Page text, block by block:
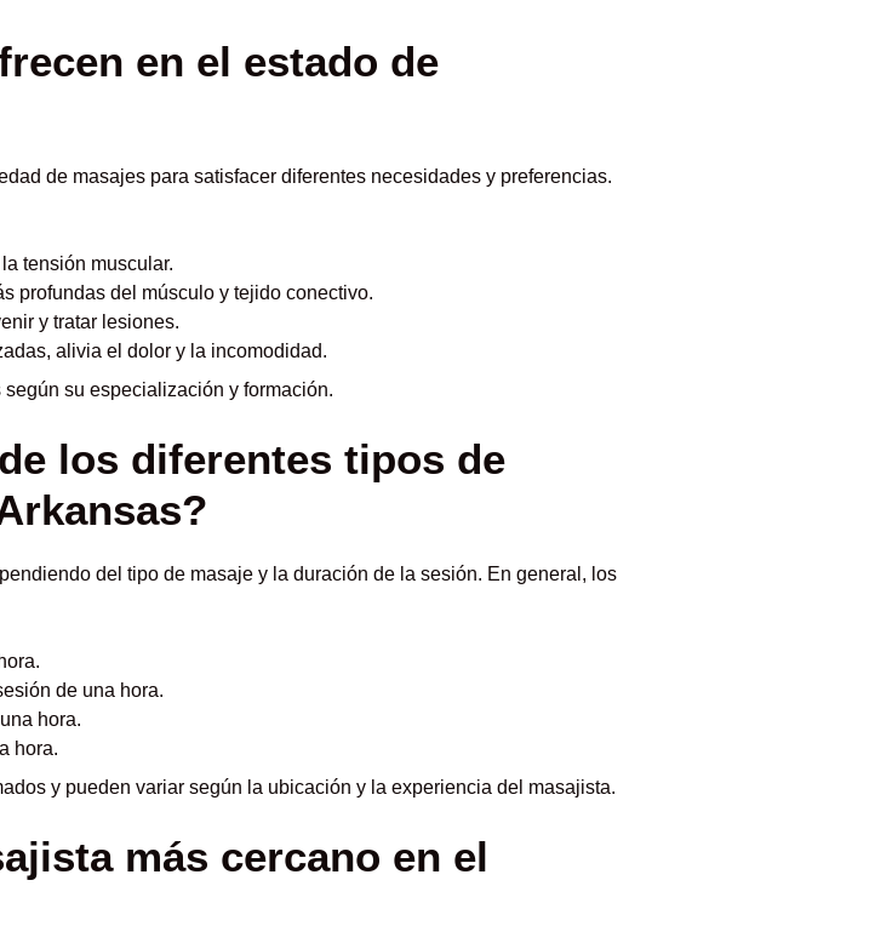
en el estado de
de masajes para satisfacer diferentes necesidades y preferencias.
tensión muscular.
profundas del músculo y tejido conectivo.
y tratar lesiones.
alivia el dolor y la incomodidad.
su especialización y formación.
los diferentes tipos de
del tipo de masaje y la duración de la sesión. En general, los
de una hora.
hora.
hora.
y pueden variar según la ubicación y la experiencia del masajista.
más cercano en el